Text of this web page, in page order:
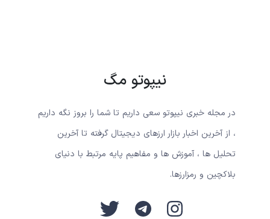
نیپوتو مگ
در مجله خبری نیپوتو سعی داریم تا شما را بروز نگه داریم
، از آخرین اخبار بازار ارزهای دیجیتال گرفته تا آخرین
تحلیل ها ، آموزش ها و مفاهیم پایه مرتبط با دنیای
بلاکچین و رمزارزها.